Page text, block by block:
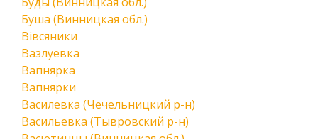
Буша (Винницкая обл.)
Вівсяники
Вазлуевка
Вапнярка
Вапнярки
Василевка (Чечельницкий р-н)
Васильевка (Тывровский р-н)